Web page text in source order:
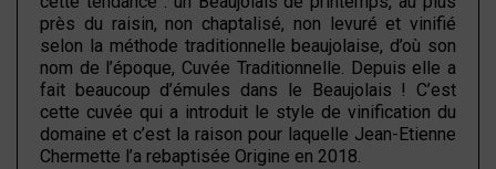
près du raisin, non chaptalisé, non levuré et vinifié
selon la méthode traditionnelle beaujolaise, d’où son
nom de l’époque, Cuvée Traditionnelle. Depuis elle a
fait beaucoup d’émules dans le Beaujolais ! C’est
cette cuvée qui a introduit le style de vinification du
domaine et c’est la raison pour laquelle Jean-Etienne
Chermette l’a rebaptisée Origine en 2018.